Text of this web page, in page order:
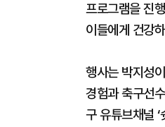
프로그램을 진
이들에게 건강
행사는 박지성
경험과 축구선
구 유튜브채널